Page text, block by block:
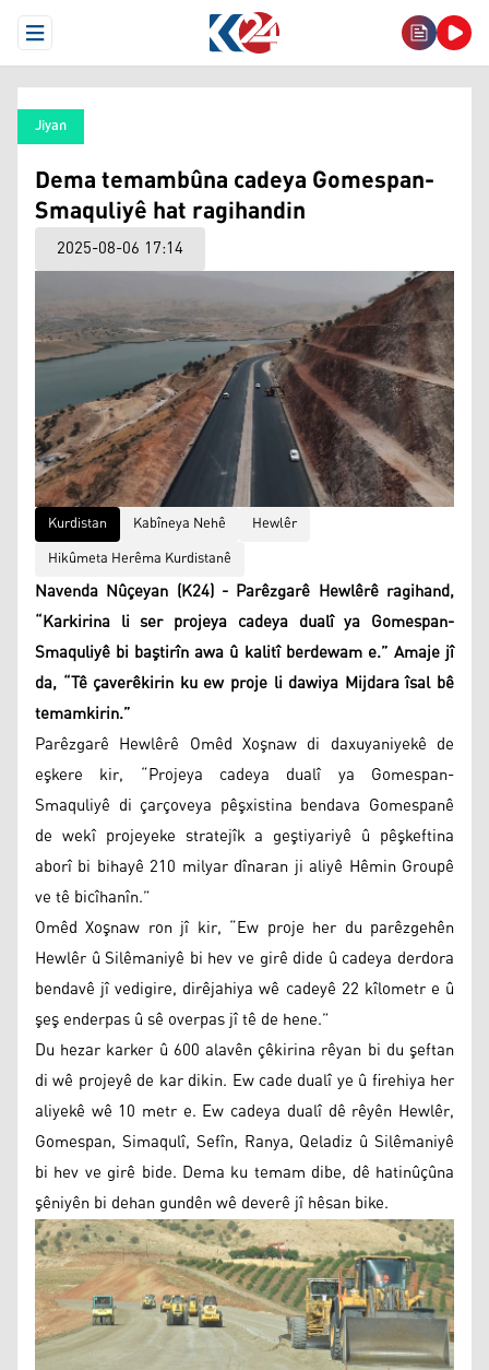
Open Menu
Jiyan
Dema temambûna cadeya Gomespan-
Smaquliyê hat ragihandin
2025-08-06 17:14
Kurdistan Kabîneya Nehê
Hewlêr
Hikûmeta Herêma Kurdistanê
Navenda Nûçeyan (K24) - Parêzgarê Hewlêrê ragihand,
“Karkirina li ser projeya cadeya dualî ya Gomespan-
Smaquliyê bi baştirîn awa û kalitî berdewam e.” Amaje jî
da, “Tê çaverêkirin ku ew proje li dawiya Mijdara îsal bê
temamkirin.”
Parêzgarê Hewlêrê Omêd Xoşnaw di daxuyaniyekê de
eşkere kir, “Projeya cadeya dualî ya Gomespan-
Smaquliyê di çarçoveya pêşxistina bendava Gomespanê
de wekî projeyeke stratejîk a geştiyariyê û pêşkeftina
aborî bi bihayê 210 milyar dînaran ji aliyê Hêmin Groupê
ve tê bicîhanîn.”
Omêd Xoşnaw ron jî kir, “Ew proje her du parêzgehên
Hewlêr û Silêmaniyê bi hev ve girê dide û cadeya derdora
bendavê jî vedigire, dirêjahiya wê cadeyê 22 kîlometr e û
şeş enderpas û sê overpas jî tê de hene.”
Du hezar karker û 600 alavên çêkirina rêyan bi du şeftan
di wê projeyê de kar dikin. Ew cade dualî ye û firehiya her
aliyekê wê 10 metr e. Ew cadeya dualî dê rêyên Hewlêr,
Gomespan, Simaqulî, Sefîn, Ranya, Qeladiz û Silêmaniyê
bi hev ve girê bide. Dema ku temam dibe, dê hatinûçûna
şêniyên bi dehan gundên wê deverê jî hêsan bike.